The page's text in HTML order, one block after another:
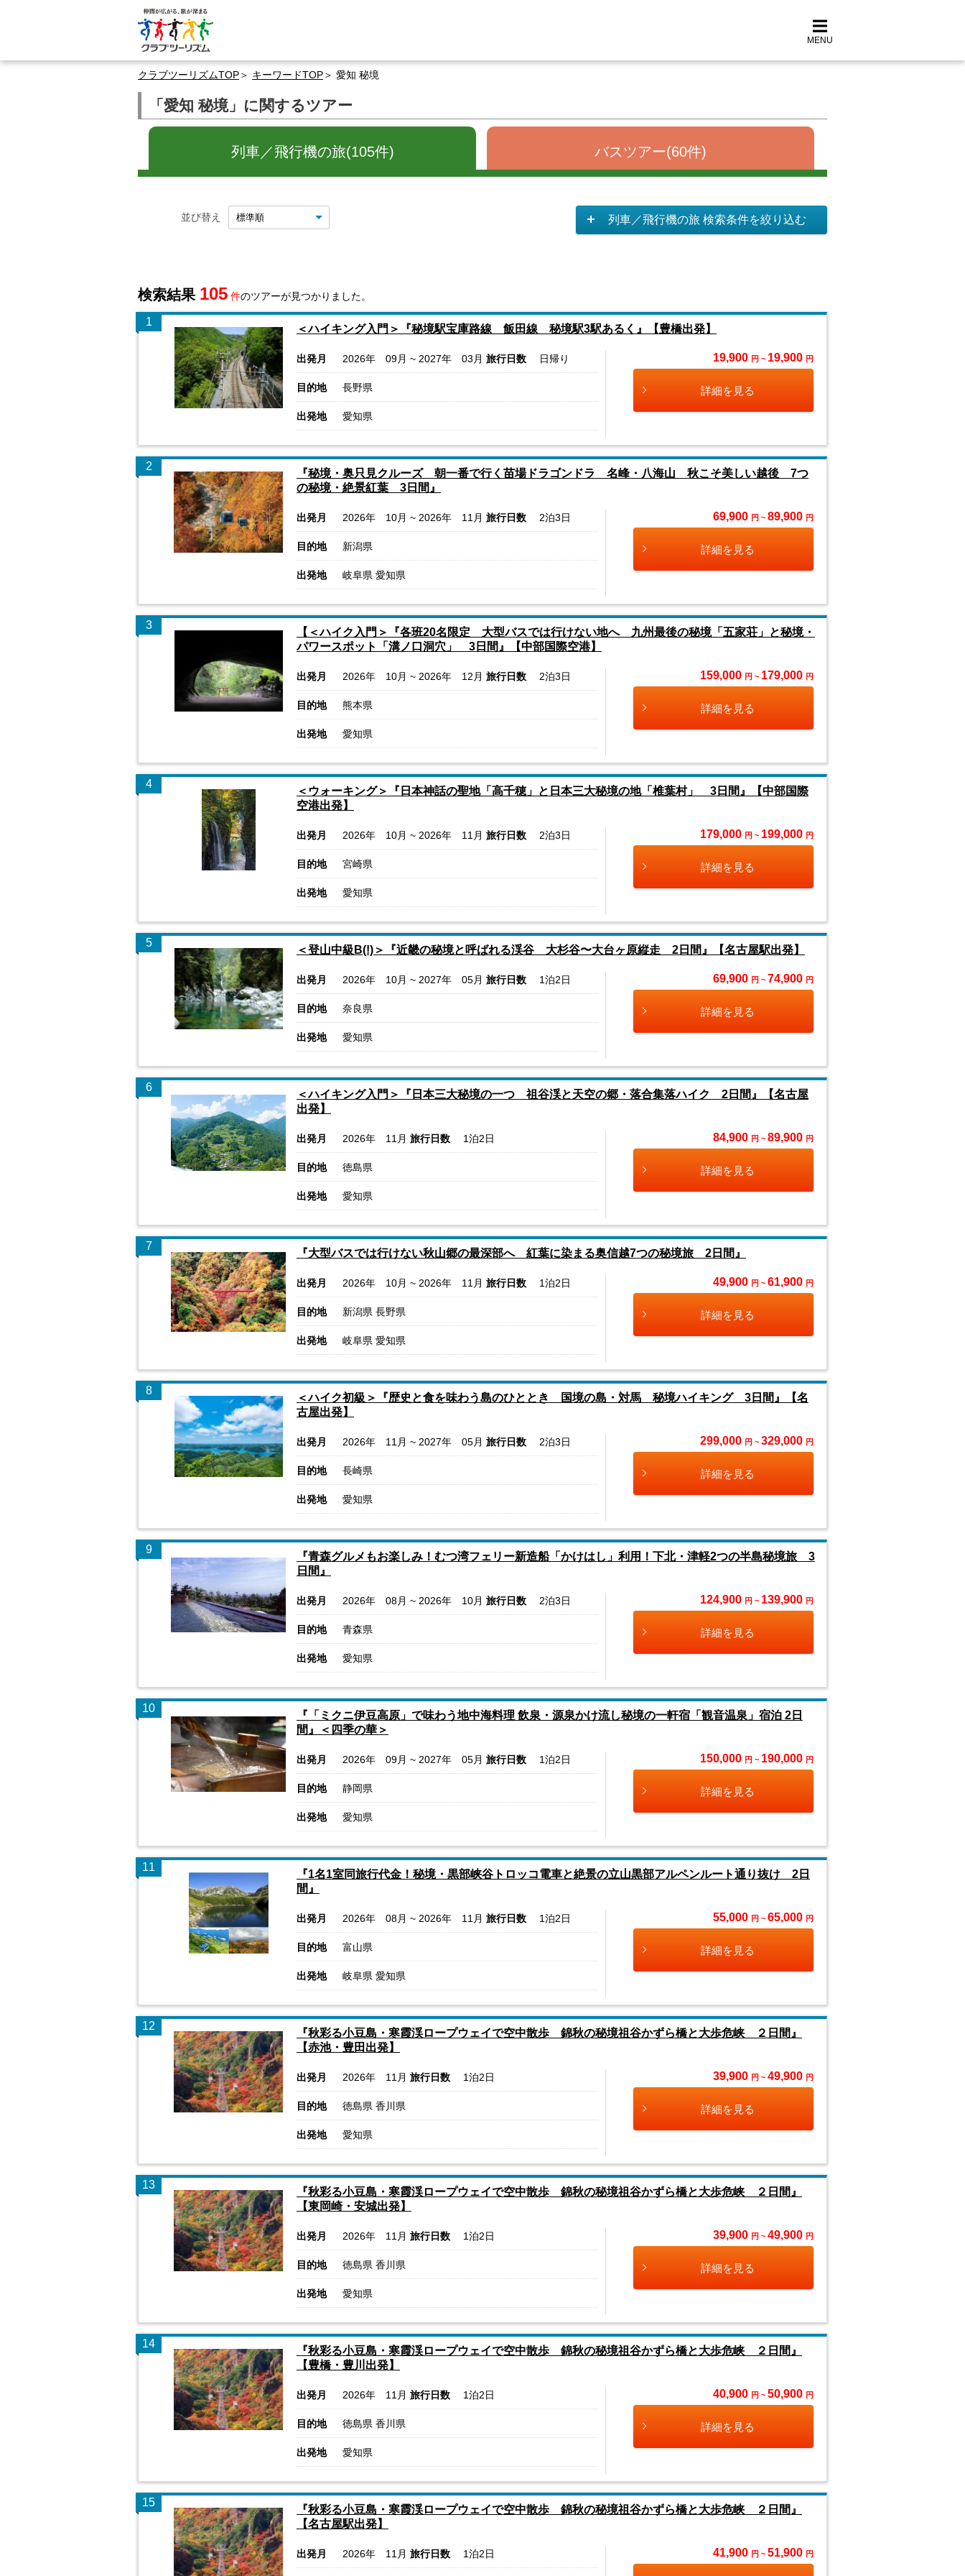
MENU
クラブツーリズムTOP キーワードTOP 愛知 秘境
「愛知 秘境」に関するツアー
列車／飛行機の旅(105件) バスツアー(60件)
並び替え 列車／飛行機の旅 検索条件を絞り込む
検索結果 105 件のツアーが見つかりました。
1
＜ハイキング入門＞『秘境駅宝庫路線 飯田線 秘境駅3駅あるく』【豊橋出発】
出発月 2026年 09月 ~ 2027年 03月 旅行日数 日帰り
目的地 長野県
出発地 愛知県
19,900 円 ~ 19,900 円
詳細を見る
2
『秘境・奥只見クルーズ 朝一番で行く苗場ドラゴンドラ 名峰・八海山 秋こそ美しい越後 7つ
の秘境・絶景紅葉 3日間』
出発月 2026年 10月 ~ 2026年 11月 旅行日数 2泊3日
目的地 新潟県
出発地 岐阜県 愛知県
69,900 円 ~ 89,900 円
詳細を見る
3
【＜ハイク入門＞『各班20名限定 大型バスでは行けない地へ 九州最後の秘境「五家荘」と秘境・
パワースポット「溝ノ口洞穴」 3日間』【中部国際空港】
出発月 2026年 10月 ~ 2026年 12月 旅行日数 2泊3日
目的地 熊本県
出発地 愛知県
159,000 円 ~ 179,000 円
詳細を見る
4
＜ウォーキング＞『日本神話の聖地「高千穂」と日本三大秘境の地「椎葉村」 3日間』【中部国際
空港出発】
出発月 2026年 10月 ~ 2026年 11月 旅行日数 2泊3日
目的地 宮崎県
出発地 愛知県
179,000 円 ~ 199,000 円
詳細を見る
5
＜登山中級B(!)＞『近畿の秘境と呼ばれる渓谷 大杉谷〜大台ヶ原縦走 2日間』【名古屋駅出発】
出発月 2026年 10月 ~ 2027年 05月 旅行日数 1泊2日
目的地 奈良県
出発地 愛知県
69,900 円 ~ 74,900 円
詳細を見る
6
＜ハイキング入門＞『日本三大秘境の一つ 祖谷渓と天空の郷・落合集落ハイク 2日間』【名古屋
出発】
出発月 2026年 11月 旅行日数 1泊2日
目的地 徳島県
出発地 愛知県
84,900 円 ~ 89,900 円
詳細を見る
7
『大型バスでは行けない秋山郷の最深部へ 紅葉に染まる奥信越7つの秘境旅 2日間』
出発月 2026年 10月 ~ 2026年 11月 旅行日数 1泊2日
目的地 新潟県 長野県
出発地 岐阜県 愛知県
49,900 円 ~ 61,900 円
詳細を見る
8
＜ハイク初級＞『歴史と食を味わう島のひととき 国境の島・対馬 秘境ハイキング 3日間』【名
古屋出発】
出発月 2026年 11月 ~ 2027年 05月 旅行日数 2泊3日
目的地 長崎県
出発地 愛知県
299,000 円 ~ 329,000 円
詳細を見る
9
『青森グルメもお楽しみ！むつ湾フェリー新造船「かけはし」利用！下北・津軽2つの半島秘境旅 3
日間』
出発月 2026年 08月 ~ 2026年 10月 旅行日数 2泊3日
目的地 青森県
出発地 愛知県
124,900 円 ~ 139,900 円
詳細を見る
10
『「ミクニ伊豆高原」で味わう地中海料理 飲泉・源泉かけ流し秘境の一軒宿「観音温泉」宿泊 2日
間』＜四季の華＞
出発月 2026年 09月 ~ 2027年 05月 旅行日数 1泊2日
目的地 静岡県
出発地 愛知県
150,000 円 ~ 190,000 円
詳細を見る
11
『1名1室同旅行代金！秘境・黒部峡谷トロッコ電車と絶景の立山黒部アルペンルート通り抜け 2日
間』
出発月 2026年 08月 ~ 2026年 11月 旅行日数 1泊2日
目的地 富山県
出発地 岐阜県 愛知県
55,000 円 ~ 65,000 円
詳細を見る
12
『秋彩る小豆島・寒霞渓ロープウェイで空中散歩 錦秋の秘境祖谷かずら橋と大歩危峡 ２日間』
【赤池・豊田出発】
出発月 2026年 11月 旅行日数 1泊2日
目的地 徳島県 香川県
出発地 愛知県
39,900 円 ~ 49,900 円
詳細を見る
13
『秋彩る小豆島・寒霞渓ロープウェイで空中散歩 錦秋の秘境祖谷かずら橋と大歩危峡 ２日間』
【東岡崎・安城出発】
出発月 2026年 11月 旅行日数 1泊2日
目的地 徳島県 香川県
出発地 愛知県
39,900 円 ~ 49,900 円
詳細を見る
14
『秋彩る小豆島・寒霞渓ロープウェイで空中散歩 錦秋の秘境祖谷かずら橋と大歩危峡 ２日間』
【豊橋・豊川出発】
出発月 2026年 11月 旅行日数 1泊2日
目的地 徳島県 香川県
出発地 愛知県
40,900 円 ~ 50,900 円
詳細を見る
15
『秋彩る小豆島・寒霞渓ロープウェイで空中散歩 錦秋の秘境祖谷かずら橋と大歩危峡 ２日間』
【名古屋駅出発】
出発月 2026年 11月 旅行日数 1泊2日 41,900 円 ~ 51,900 円